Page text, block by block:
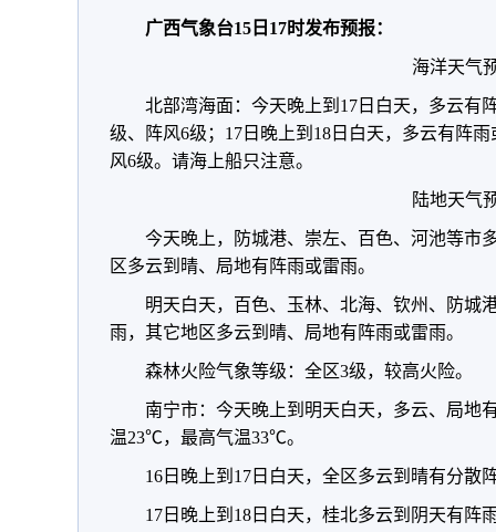
广西气象台15日17时发布预报：
海洋天气
北部湾海面：今天晚上到17日白天，多云有
级、阵风6级；17日晚上到18日白天，多云有阵
风6级。请海上船只注意。
陆地天气
今天晚上，防城港、崇左、百色、河池等市
区多云到晴、局地有阵雨或雷雨。
明天白天，百色、玉林、北海、钦州、防城
雨，其它地区多云到晴、局地有阵雨或雷雨。
森林火险气象等级：全区3级，较高火险。
南宁市：今天晚上到明天白天，多云、局地
温23℃，最高气温33℃。
16日晚上到17日白天，全区多云到晴有分散
17日晚上到18日白天，桂北多云到阴天有阵